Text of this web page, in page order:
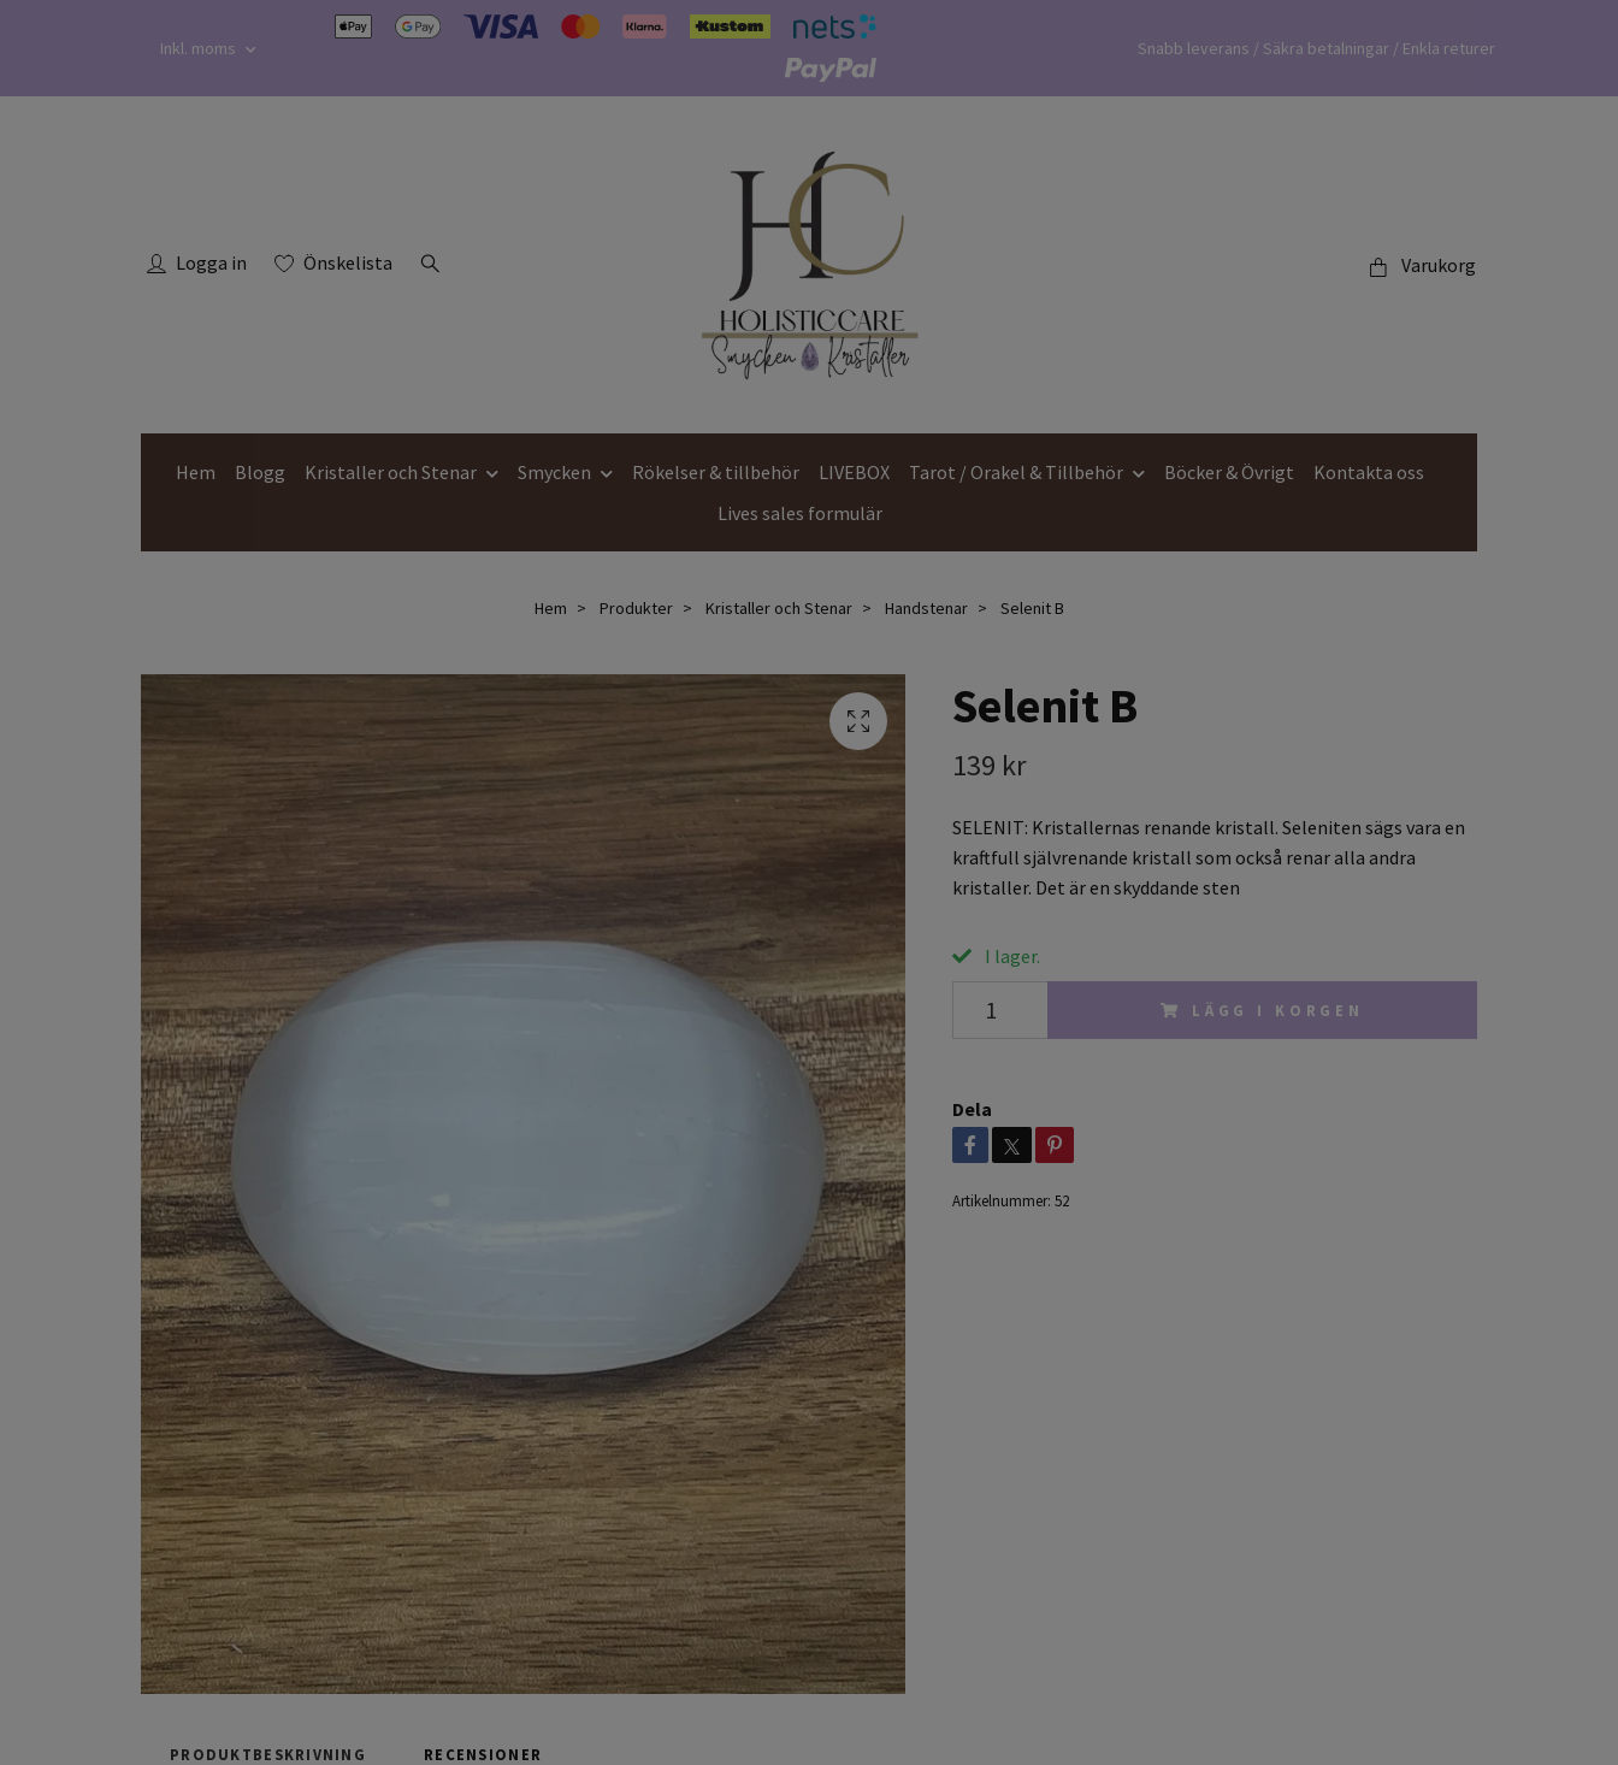
Inkl. moms Snabb leverans / Säkra betalningar / Enkla returer
Logga in Önskelista Varukorg
Hem Blogg Kristaller och Stenar Smycken Rökelser & tillbehör LIVEBOX Tarot / Orakel & Tillbehör Böcker & Övrigt
Kontakta oss
Lives sales formulär
Hem Produkter Kristaller och Stenar Handstenar Selenit B
Selenit B
139 kr
SELENIT: Kristallernas renande kristall. Seleniten sägs vara en
kraftfull självrenande kristall som också renar alla andra
kristaller. Det är en skyddande sten
I lager.
LÄGG I KORGEN
Dela
Artikelnummer: 52
PRODUKTBESKRIVNING RECENSIONER